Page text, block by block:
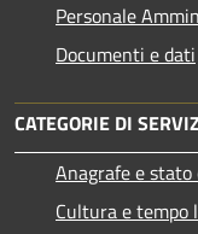
Personale
Documenti e dati
CATEGORIE DI
Anagrafe e
Cultura e tempo